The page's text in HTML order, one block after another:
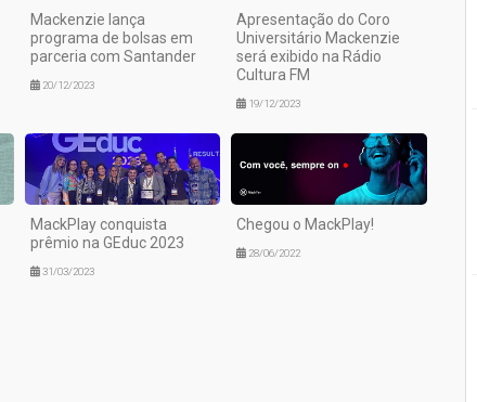
Mackenzie lança
programa de bolsas em
parceria com Santander
20/12/2023
Apresentação do Coro
Universitário Mackenzie
será exibido na Rádio
Cultura FM
19/12/2023
MackPlay conquista
prêmio na GEduc 2023
31/03/2023
Chegou o MackPlay!
28/06/2022